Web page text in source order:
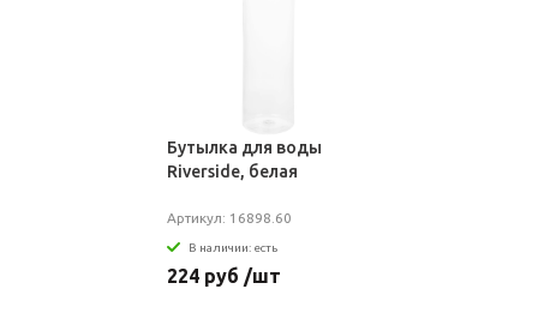
Бутылка для воды
Riverside, белая
Артикул: 16898.60
В наличии: есть
224 руб /шт